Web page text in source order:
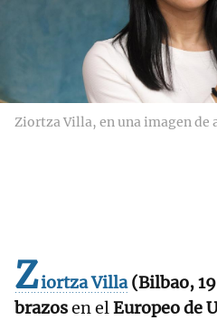
Ziortza Villa, en una imagen de
Ziortza Villa(Bilbao,
brazosen elEuropeo de